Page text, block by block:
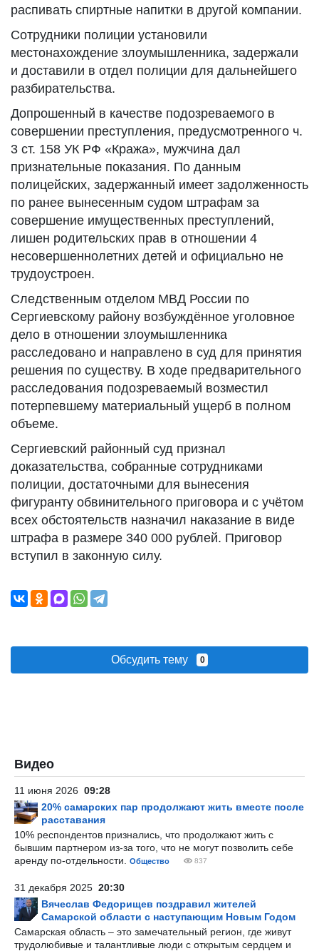
распивать спиртные напитки в другой компании.
Сотрудники полиции установили
местонахождение злоумышленника, задержали
и доставили в отдел полиции для дальнейшего
разбирательства.
Допрошенный в качестве подозреваемого в
совершении преступления, предусмотренного ч.
3 ст. 158 УК РФ «Кража», мужчина дал
признательные показания. По данным
полицейских, задержанный имеет задолженность
по ранее вынесенным судом штрафам за
совершение имущественных преступлений,
лишен родительских прав в отношении 4
несовершеннолетних детей и официально не
трудоустроен.
Следственным отделом МВД России по
Сергиевскому району возбуждённое уголовное
дело в отношении злоумышленника
расследовано и направлено в суд для принятия
решения по существу. В ходе предварительного
расследования подозреваемый возместил
потерпевшему материальный ущерб в полном
объеме.
Сергиевский районный суд признал
доказательства, собранные сотрудниками
полиции, достаточными для вынесения
фигуранту обвинительного приговора и с учётом
всех обстоятельств назначил наказание в виде
штрафа в размере 340 000 рублей. Приговор
вступил в законную силу.
Обсудить тему 0
Видео
11 июня 2026 09:28
20% самарских пар продолжают жить вместе после
расставания
10% респондентов признались, что продолжают жить с
бывшим партнером из-за того, что не могут позволить себе
аренду по-отдельности.
Общество 837
31 декабря 2025 20:30
Вячеслав Федорищев поздравил жителей
Самарской области с наступающим Новым Годом
Самарская область – это замечательный регион, где живут
трудолюбивые и талантливые люди с открытым сердцем и